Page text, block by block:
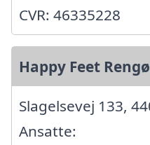
CVR: 46335228
Happy Feet
Slagelsevej 133,
Ansatte: